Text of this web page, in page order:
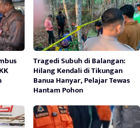
Tragedi Subuh di Balangan:
Hilang Kendali di Tikungan
Banua Hanyar, Pelajar Tewas
Hantam Pohon